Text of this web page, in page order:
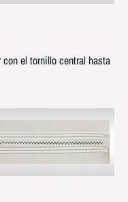
el tornillo central hasta